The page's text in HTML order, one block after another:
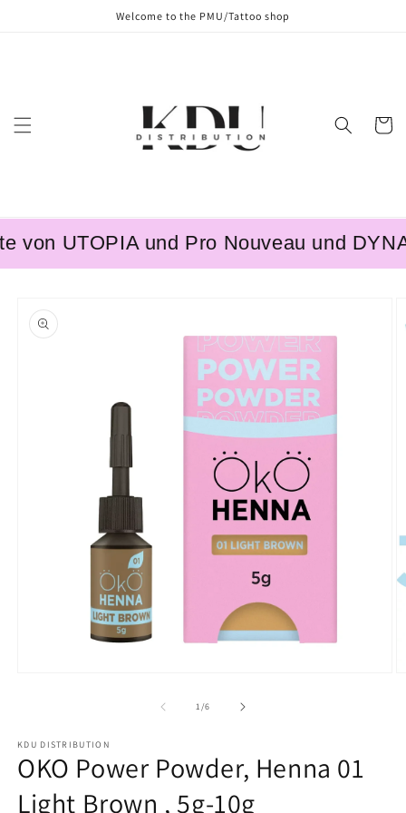
Welcome to the PMU/Tattoo shop
Cart
UTOPIA und Pro Nouveau und
product
information
1/of
6
KDU DISTRIBUTION
OKO Power Powder, Henna 01
Light Brown , 5g-10g